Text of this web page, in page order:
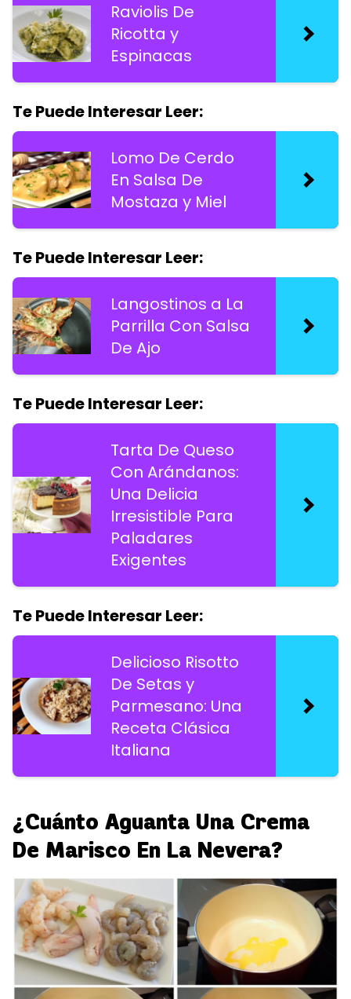
Raviolis De
Ricotta y
Espinacas
Te Puede Interesar Leer:
Lomo De Cerdo
En Salsa De
Mostaza y Miel
Te Puede Interesar Leer:
Langostinos a La
Parrilla Con Salsa
De Ajo
Te Puede Interesar Leer:
Tarta De Queso
Con Arándanos:
Una Delicia
Irresistible Para
Paladares
Exigentes
Te Puede Interesar Leer:
Delicioso Risotto
De Setas y
Parmesano: Una
Receta Clásica
Italiana
¿Cuánto Aguanta Una Crema
De Marisco En La Nevera?